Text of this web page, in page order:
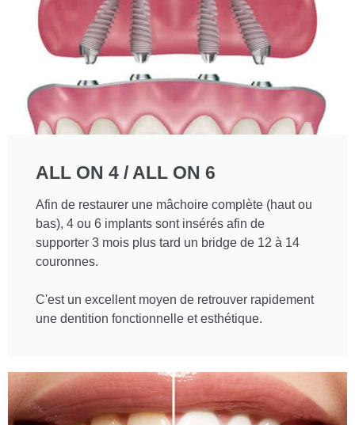
ALL ON 4 / ALL ON 6
Afin de restaurer une mâchoire complète (haut ou
bas), 4 ou 6 implants sont insérés afin de
supporter 3 mois plus tard un bridge de 12 à 14
couronnes.
C'est un excellent moyen de retrouver rapidement
une dentition fonctionnelle et esthétique.